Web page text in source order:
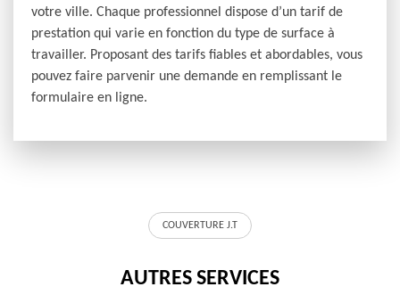
votre ville. Chaque professionnel dispose d’un tarif de
prestation qui varie en fonction du type de surface à
travailler. Proposant des tarifs fiables et abordables, vous
pouvez faire parvenir une demande en remplissant le
formulaire en ligne.
COUVERTURE J.T
AUTRES SERVICES